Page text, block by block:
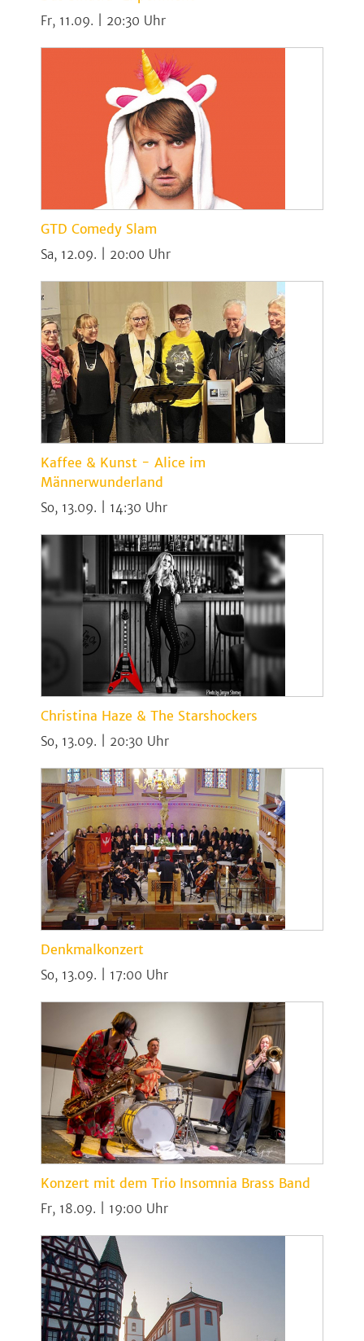
Fr, 11.09. | 20:30
GTD Comedy Slam
Sa, 12.09. | 20:00
Kaffee & Kunst - Alice im
Männerwunderland
So, 13.09. | 14:30
Christina Haze & The Starshockers
So, 13.09. | 20:30
Denkmalkonzert
So, 13.09. | 17:00
Konzert mit dem Trio Insomnia Brass Band
Fr, 18.09. | 19:00